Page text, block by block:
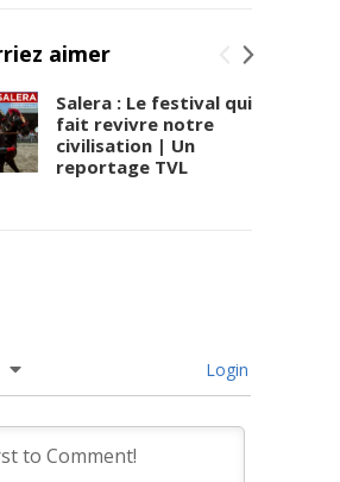
aimer
Salera : Le festival qui
fait revivre notre
civilisation | Un
reportage TVL
Login